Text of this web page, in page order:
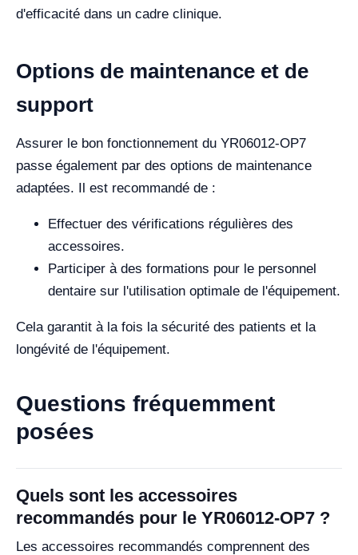
d'efficacité dans un cadre clinique.
Options de maintenance et de
support
Assurer le bon fonctionnement du YR06012-OP7
passe également par des options de maintenance
adaptées. Il est recommandé de :
Effectuer des vérifications régulières des
accessoires.
Participer à des formations pour le personnel
dentaire sur l'utilisation optimale de l'équipement.
Cela garantit à la fois la sécurité des patients et la
longévité de l'équipement.
Questions fréquemment
posées
Quels sont les accessoires
recommandés pour le YR06012-OP7 ?
Les accessoires recommandés comprennent des